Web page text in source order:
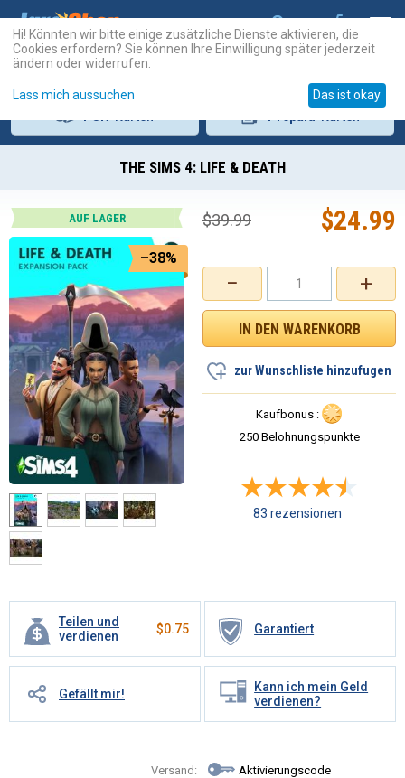
THE SIMS 4: LIFE & DEATH
AUF LAGER
–38%
Teilen und
verdienen
$0.75 Garantiert
Gefällt mir!
Kann ich mein Geld
verdienen?
Versand: Aktivierungscode
+
−
$24.99
$39.99
zur Wunschliste hinzufugen
Kaufbonus :
250 Belohnungspunkte
83 rezensionen
Hi! Könnten wir bitte einige zusätzliche Dienste aktivieren, die
Cookies erfordern? Sie können Ihre Einwilligung später jederzeit
ändern oder widerrufen.
Lass mich aussuchen Das ist okay